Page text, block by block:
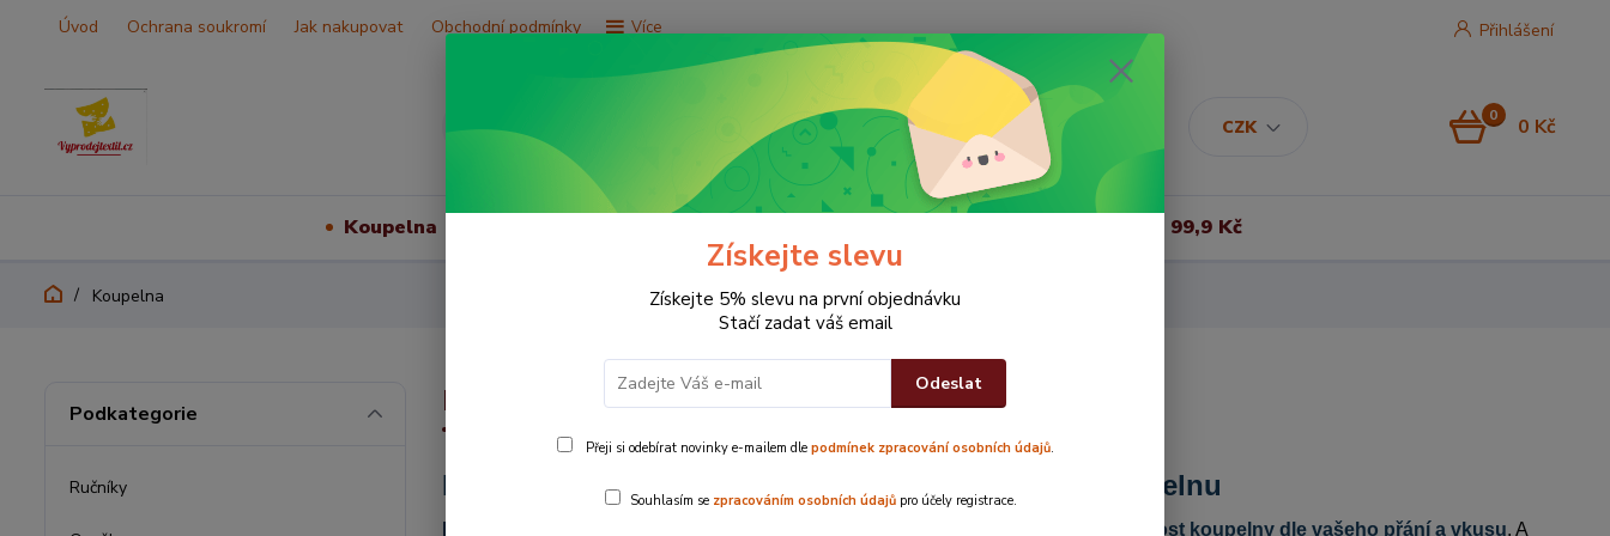
Úvod Ochrana soukromí Jak nakupovat Obchodní podmínky Více
CZK
Přihlášení
0 0 Kč
Koupelna Vše za 99,9 Kč
Koupelna
Koupelna
Pestrá paleta barev a široký výběr, vše pro vaši koupelnu
Slaďte si barevnost koupelny dle vašeho přání a vkusu. A
Podkategorie
Ručníky
Získejte slevu
Získejte 5% slevu na první objednávku
Stačí zadat váš email
Odeslat
Přeji si odebírat novinky e-mailem dle podmínek zpracování osobních údajů.
Souhlasím se zpracováním osobních údajů pro účely registrace.